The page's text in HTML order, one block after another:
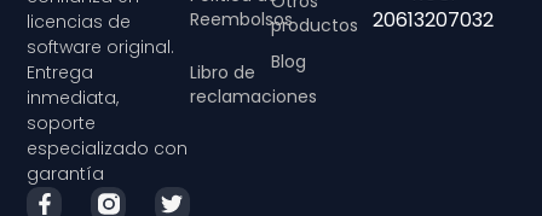
licencias de
software original.
Entrega
inmediata,
soporte
especializado con
garantía
productos
Blog
Reembolsos
Libro de
reclamaciones
20613207032